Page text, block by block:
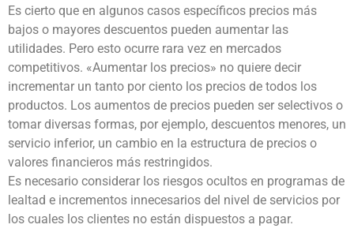
Es cierto que en algunos casos específicos precios más
bajos o mayores descuentos pueden aumentar las
utilidades. Pero esto ocurre rara vez en mercados
competitivos. «Aumentar los precios» no quiere decir
incrementar un tanto por ciento los precios de todos los
productos. Los aumentos de precios pueden ser selectivos o
tomar diversas formas, por ejemplo, descuentos menores, un
servicio inferior, un cambio en la estructura de precios o
valores financieros más restringidos.
Es necesario considerar los riesgos ocultos en programas de
lealtad e incrementos innecesarios del nivel de servicios por
los cuales los clientes no están dispuestos a pagar.